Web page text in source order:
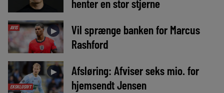
henter en stor stjerne
AVIS ►
Vil sprænge banken for Marcus
Rashford
EKSKLUSIVT
►
Afsløring: Afviser seks mio. for
hjemsendt Jensen